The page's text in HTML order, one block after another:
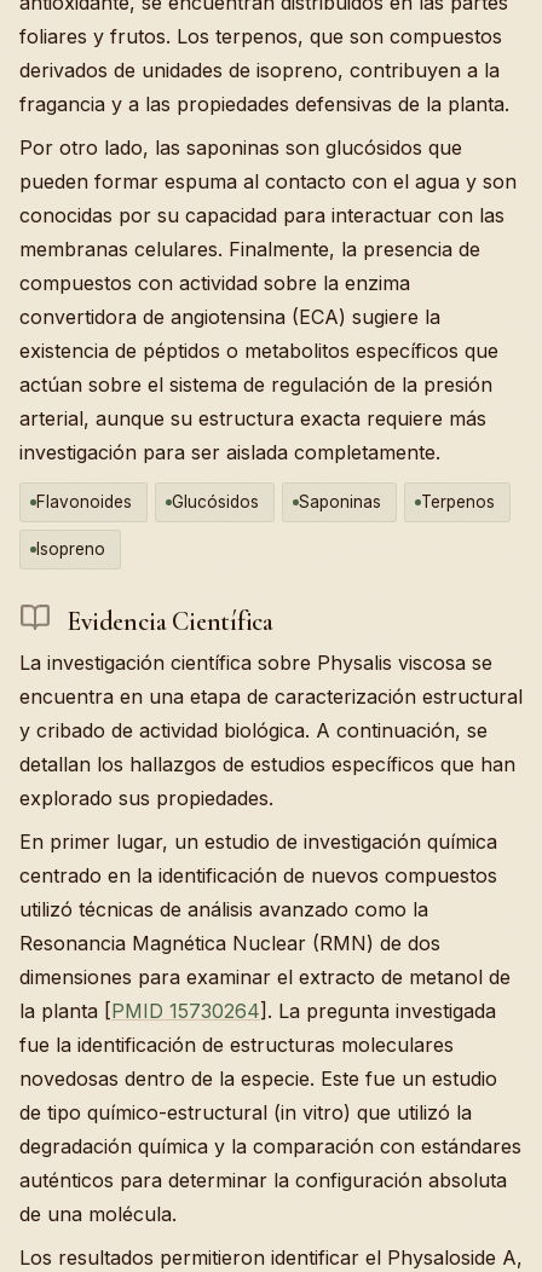
foliares y frutos. Los terpenos, que son compuestos
derivados de unidades de isopreno, contribuyen a la
fragancia y a las propiedades defensivas de la planta.
Por otro lado, las saponinas son glucósidos que
pueden formar espuma al contacto con el agua y son
conocidas por su capacidad para interactuar con las
membranas celulares. Finalmente, la presencia de
compuestos con actividad sobre la enzima
convertidora de angiotensina (ECA) sugiere la
existencia de péptidos o metabolitos específicos que
actúan sobre el sistema de regulación de la presión
arterial, aunque su estructura exacta requiere más
investigación para ser aislada completamente.
Flavonoides Glucósidos Saponinas Terpenos
Isopreno
Evidencia Científica
La investigación científica sobre Physalis viscosa se
encuentra en una etapa de caracterización estructural
y cribado de actividad biológica. A continuación, se
detallan los hallazgos de estudios específicos que han
explorado sus propiedades.
En primer lugar, un estudio de investigación química
centrado en la identificación de nuevos compuestos
utilizó técnicas de análisis avanzado como la
Resonancia Magnética Nuclear (RMN) de dos
dimensiones para examinar el extracto de metanol de
la planta [PMID 15730264]. La pregunta investigada
fue la identificación de estructuras moleculares
novedosas dentro de la especie. Este fue un estudio
de tipo químico-estructural (in vitro) que utilizó la
degradación química y la comparación con estándares
auténticos para determinar la configuración absoluta
de una molécula.
Los resultados permitieron identificar el Physaloside A,